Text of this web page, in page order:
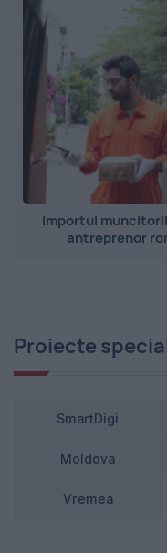
Importul
antreprenor
Proiecte
SmartDigi
Moldova
Vremea